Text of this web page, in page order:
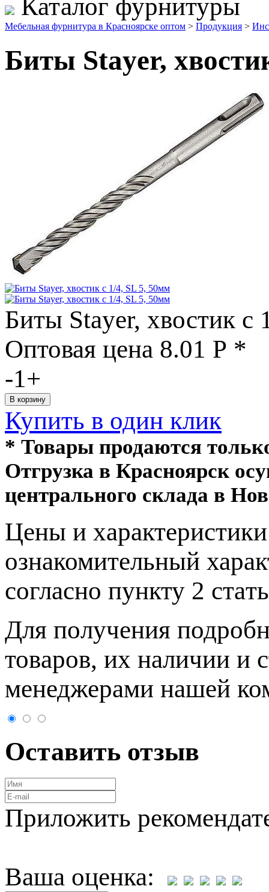
Каталог фурнитуры
Мебельная фурнитура в Красноярске оптом > Продукция >
Биты Stayer,
Биты Stayer, хвостик с
Оптовая цена 8.01 Р *
-1+
Купить в один клик
* Товары продаются
Отгрузка в Красноярск
центрального склада в
Цeны и
ознакомительный
согласно пункту 2
Для пoлучения
товaров, их нaличии и
менеджерами нашей
Оставить отзыв
Приложить
Ваша оценка: